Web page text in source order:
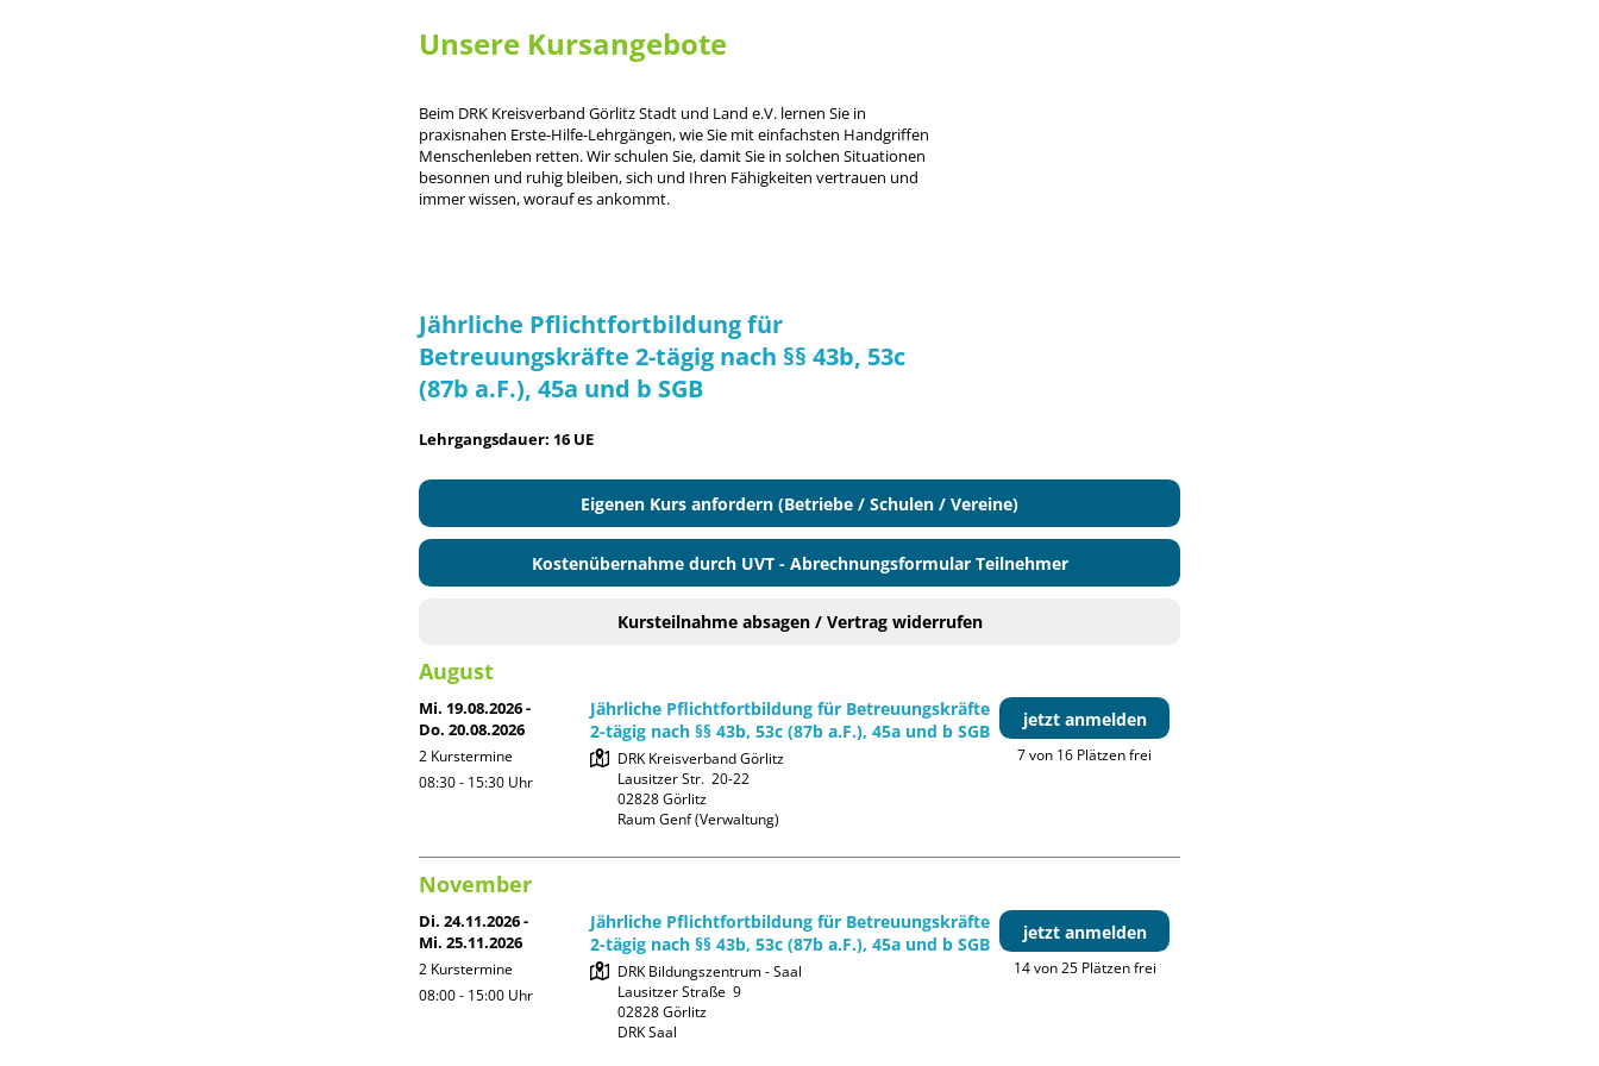
Unsere Kursangebote
Beim DRK Kreisverband Görlitz Stadt und Land e.V. lernen Sie in
praxisnahen Erste-Hilfe-Lehrgängen, wie Sie mit einfachsten Handgriffen
Menschenleben retten. Wir schulen Sie, damit Sie in solchen Situationen
besonnen und ruhig bleiben, sich und Ihren Fähigkeiten vertrauen und
immer wissen, worauf es ankommt.
Jährliche Pflichtfortbildung für
Betreuungskräfte 2-tägig nach §§ 43b, 53c
(87b a.F.), 45a und b SGB
Lehrgangsdauer: 16 UE
Eigenen Kurs anfordern (Betriebe / Schulen / Vereine)
Kostenübernahme durch UVT - Abrechnungsformular Teilnehmer
Kursteilnahme absagen / Vertrag widerrufen
August
Mi. 19.08.2026 -
Do. 20.08.2026
2 Kurstermine
08:30 - 15:30 Uhr
Jährliche Pflichtfortbildung für Betreuungskräfte
2-tägig nach §§ 43b, 53c (87b a.F.), 45a und b SGB
DRK Kreisverband Görlitz
Lausitzer Str.  20-22
02828 Görlitz
Raum Genf (Verwaltung)
jetzt anmelden
7 von 16 Plätzen frei
November
Di. 24.11.2026 -
Mi. 25.11.2026
2 Kurstermine
08:00 - 15:00 Uhr
Jährliche Pflichtfortbildung für Betreuungskräfte
2-tägig nach §§ 43b, 53c (87b a.F.), 45a und b SGB
DRK Bildungszentrum - Saal
Lausitzer Straße  9
02828 Görlitz
DRK Saal
jetzt anmelden
14 von 25 Plätzen frei